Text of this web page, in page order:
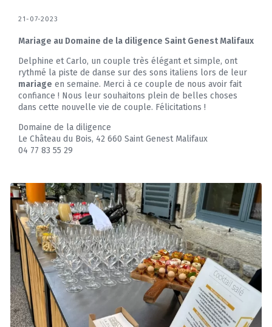
21-07-2023
Mariage au Domaine de la diligence Saint Genest Malifaux
Delphine et Carlo, un couple très élégant et simple, ont
rythmé la piste de danse sur des sons italiens lors de leur
mariage en semaine. Merci à ce couple de nous avoir fait
confiance ! Nous leur souhaitons plein de belles choses
dans cette nouvelle vie de couple. Félicitations !
Domaine de la diligence
Le Château du Bois, 42 660 Saint Genest Malifaux
04 77 83 55 29